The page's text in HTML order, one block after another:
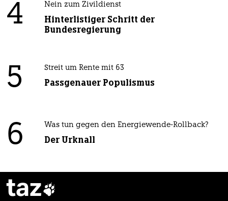
4 Nein zum Zivildienst
Hinterlistiger Schritt der
Bundesregierung
5 Streit um Rente mit 63
Passgenauer Populismus
6 Was tun gegen den Energiewende-Rollback?
Der Urknall
taz